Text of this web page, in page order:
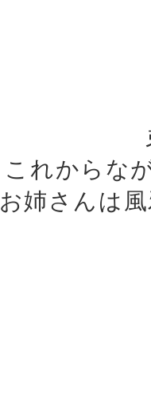
これからな
お姉さんは